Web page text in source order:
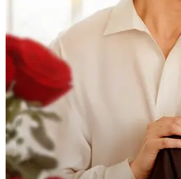
Permainan Balas Dendam
100 Episodes